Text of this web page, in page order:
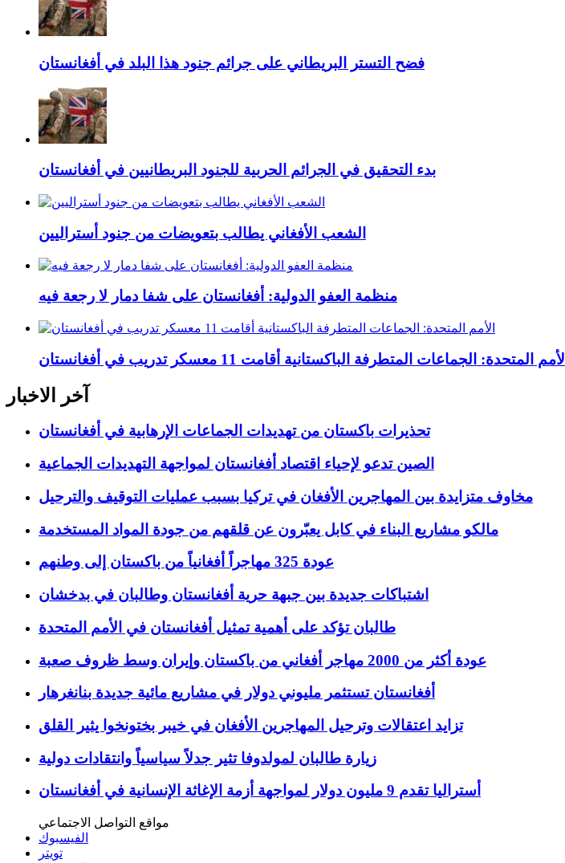
فضح التستر البريطاني على جرائم جنود هذا البلد في أفغانستان
بدء التحقيق في الجرائم الحربیة للجنود البريطانيین في أفغانستان
الشعب الأفغاني يطالب بتعويضات من جنود أستراليين
منظمة العفو الدولية: أفغانستان على شفا دمار لا رجعة فيه
الأمم المتحدة: الجماعات المتطرفة الباكستانية أقامت 11 معسكر تدريب في أفغانستان
آخر الاخبار
تحذيرات باكستان من تهديدات الجماعات الإرهابية في أفغانستان
الصين تدعو لإحياء اقتصاد أفغانستان لمواجهة التهديدات الجماعية
مخاوف متزايدة بين المهاجرين الأفغان في تركيا بسبب عمليات التوقيف والترحيل
مالكو مشاريع البناء في كابل يعبّرون عن قلقهم من جودة المواد المستخدمة
عودة 325 مهاجراً أفغانياً من باكستان إلى وطنهم
اشتباكات جديدة بين جبهة حرية أفغانستان وطالبان في بدخشان
طالبان تؤكد على أهمية تمثيل أفغانستان في الأمم المتحدة
عودة أكثر من 2000 مهاجر أفغاني من باكستان وإيران وسط ظروف صعبة
أفغانستان تستثمر مليوني دولار في مشاريع مائية جديدة بنانغرهار
تزايد اعتقالات وترحيل المهاجرين الأفغان في خيبر بختونخوا يثير القلق
زيارة طالبان لمولدوفا تثير جدلاً سياسياً وانتقادات دولية
أستراليا تقدم 9 مليون دولار لمواجهة أزمة الإغاثة الإنسانية في أفغانستان
مواقع التواصل الاجتماعي
الفيسبوك
تويتر